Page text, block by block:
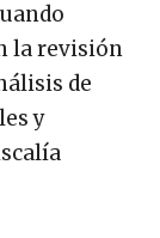
la revisión
de
y